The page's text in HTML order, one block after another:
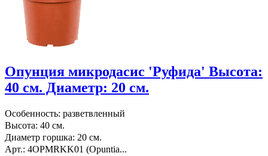
Опунция микродасис 'Руфида' Высота:
40 см. Диаметр: 20 см.
Особенность: разветвленный
Высота: 40 см.
Диаметр горшка: 20 см.
Арт.: 4OPMRKK01 (Opuntia...